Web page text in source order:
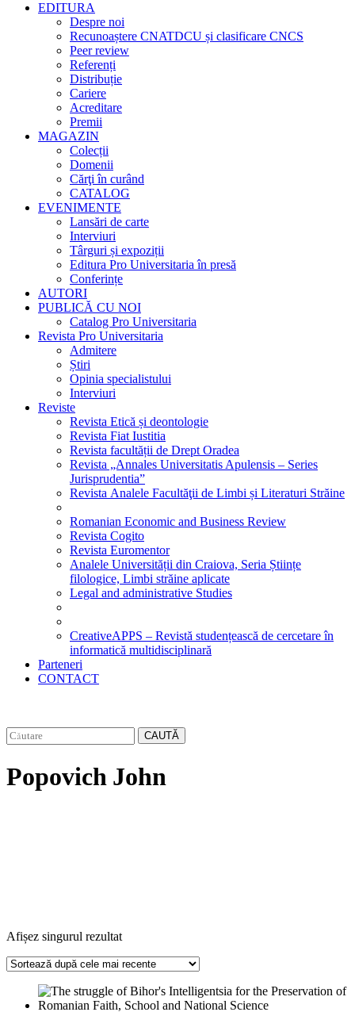
EDITURA
Despre noi
Recunoaștere CNATDCU și clasificare CNCS
Peer review
Referenți
Distribuție
Cariere
Acreditare
Premii
MAGAZIN
Colecții
Domenii
Cărţi în curând
CATALOG
EVENIMENTE
Lansări de carte
Interviuri
Târguri și expoziții
Editura Pro Universitaria în presă
Conferințe
AUTORI
PUBLICĂ CU NOI
Catalog Pro Universitaria
Revista Pro Universitaria
Admitere
Știri
Opinia specialistului
Interviuri
Reviste
Revista Etică și deontologie
Revista Fiat Iustitia
Revista facultății de Drept Oradea
Revista „Annales Universitatis Apulensis – Series
Jurisprudentia”
Revista Analele Facultăţii de Limbi și Literaturi Străine
Romanian Economic and Business Review
Revista Cogito
Revista Euromentor
Analele Universității din Craiova, Seria Științe
filologice, Limbi străine aplicate
Legal and administrative Studies
CreativeAPPS – Revistă studențească de cercetare în
informatică multidisciplinară
Parteneri
CONTACT
CAUTĂ
Popovich John
Afișez singurul rezultat